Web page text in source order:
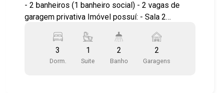
- 2 banheiros (1 banheiro social) - 2 vagas de
garagem privativa Imóvel possuí: - Sala 2
- Área de Serviço - Banheiro social - Piso
Porcelanato - Armários planejados em todos os
cômodos Lazer completo com: - Piscina adulto e
3
Dorm.
1
Suite
2
Banho
2
Garagens